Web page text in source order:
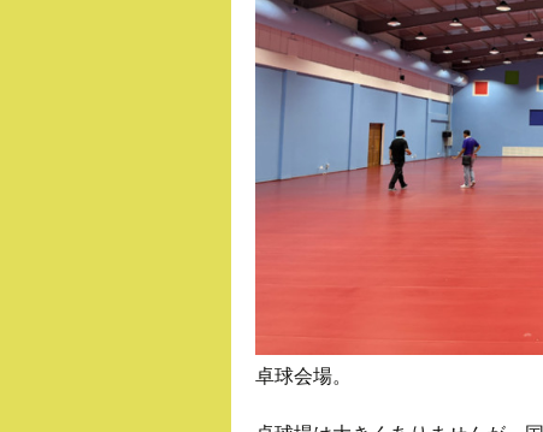
卓球会場。